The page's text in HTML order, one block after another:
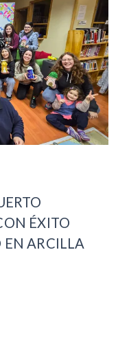
ÉXITO
ARCILLA